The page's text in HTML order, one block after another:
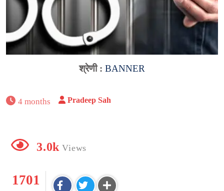
श्रेणी : BANNER
4 months Pradeep Sah
3.0k Views
1701